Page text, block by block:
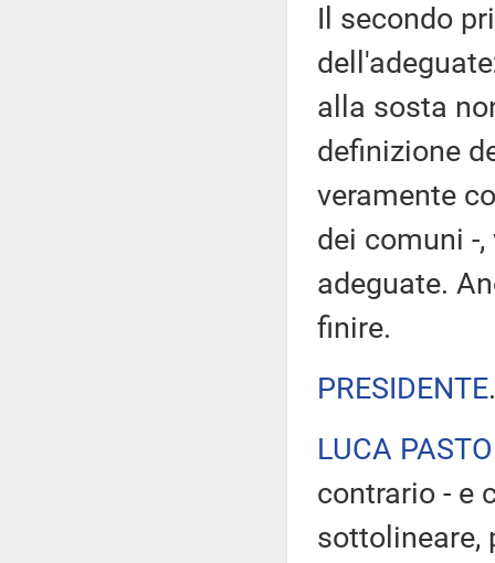
Il secondo
alla sosta
definizione
veramente
dei comuni -
adeguate.
finire.
PRESIDENTE
LUCA
contrario - e
sottolineare,